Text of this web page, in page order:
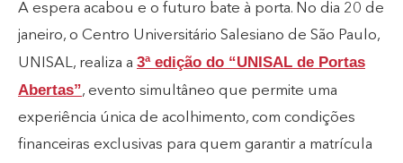
A espera acabou e o futuro bate à porta. No dia 20 de
janeiro, o Centro Universitário Salesiano de São Paulo,
UNISAL, realiza a 3ª edição do “UNISAL de Portas
Abertas”, evento simultâneo que permite uma
experiência única de acolhimento, com condições
financeiras exclusivas para quem garantir a matrícula